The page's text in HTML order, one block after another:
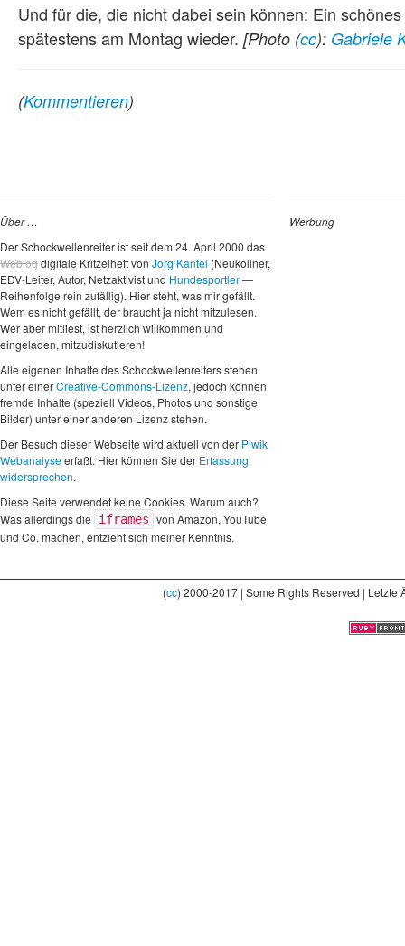
Und für die, die nicht dabei sein können: Ein
spätestens am Montag wieder. [Photo (cc): Gabriele
(Kommentieren)
Über …
Der Schockwellenreiter ist seit dem 24. April 2000 das
Weblogdigitale Kritzelheft von Jörg Kantel (Neuköllner,
EDV-Leiter, Autor, Netzaktivist und Hundesportler—
Reihenfolge rein zufällig). Hier steht, was mir gefällt.
Wem es nicht gefällt, der braucht ja nicht mitzulesen.
Wer aber mitliest, ist herzlich willkommen und
eingeladen, mitzudiskutieren!
Alle eigenen Inhalte des Schockwellenreiters stehen
unter einerCreative-Commons-Lizenz, jedoch können
fremde Inhalte (speziell Videos, Photos und sonstige
Bilder) unter einer anderen Lizenz stehen.
Der Besuch dieser Webseite wird aktuell von der Piwik
Webanalyseerfaßt. Hier können Sie der Erfassung
widersprechen.
Diese Seite verwendet keine Cookies. Warum auch?
Was allerdings die
iframes von Amazon, YouTube
und Co. machen, entzieht sich meiner Kenntnis.
Werbung
(cc) 2000-2017 | Some Rights Reserved |